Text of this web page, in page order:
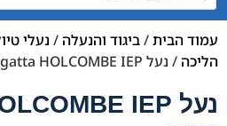
עמוד הבית/ביגוד והנעלה / נעלי
הליכה / נעל Regatta HOLCOMBE IEP – נשים